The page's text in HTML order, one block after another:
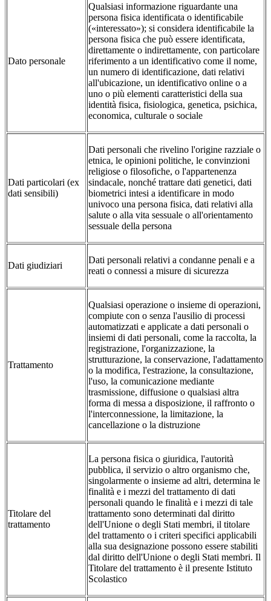
Dato personale
Qualsiasi informazione riguardante una
persona fisica identificata o identificabile
(«interessato»); si considera identificabile la
persona fisica che può essere identificata,
direttamente o indirettamente, con particolare
riferimento a un identificativo come il nome,
un numero di identificazione, dati relativi
all'ubicazione, un identificativo online o a
uno o più elementi caratteristici della sua
identità fisica, fisiologica, genetica, psichica,
economica, culturale o sociale
Dati particolari (ex
dati sensibili)
Dati personali che rivelino l'origine razziale o
etnica, le opinioni politiche, le convinzioni
religiose o filosofiche, o l'appartenenza
sindacale, nonché trattare dati genetici, dati
biometrici intesi a identificare in modo
univoco una persona fisica, dati relativi alla
salute o alla vita sessuale o all'orientamento
sessuale della persona
Dati giudiziari
Dati personali relativi a condanne penali e a
reati o connessi a misure di sicurezza
Trattamento
Qualsiasi operazione o insieme di operazioni,
compiute con o senza l'ausilio di processi
automatizzati e applicate a dati personali o
insiemi di dati personali, come la raccolta, la
registrazione, l'organizzazione, la
strutturazione, la conservazione, l'adattamento
o la modifica, l'estrazione, la consultazione,
l'uso, la comunicazione mediante
trasmissione, diffusione o qualsiasi altra
forma di messa a disposizione, il raffronto o
l'interconnessione, la limitazione, la
cancellazione o la distruzione
Titolare del
trattamento
La persona fisica o giuridica, l'autorità
pubblica, il servizio o altro organismo che,
singolarmente o insieme ad altri, determina le
finalità e i mezzi del trattamento di dati
personali quando le finalità e i mezzi di tale
trattamento sono determinati dal diritto
dell'Unione o degli Stati membri, il titolare
del trattamento o i criteri specifici applicabili
alla sua designazione possono essere stabiliti
dal diritto dell'Unione o degli Stati membri. Il
Titolare del trattamento è il presente Istituto
Scolastico